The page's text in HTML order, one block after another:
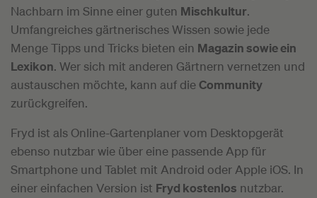
Nachbarn im Sinne einer guten Mischkultur.
Umfangreiches gärtnerisches Wissen sowie jede
Menge Tipps und Tricks bieten ein Magazin sowie ein
Lexikon. Wer sich mit anderen Gärtnern vernetzen und
austauschen möchte, kann auf dieCommunity
zurückgreifen.
Fryd ist als Online-Gartenplaner vom Desktopgerät
ebenso nutzbar wie über eine passende App für
Smartphone und Tablet mit Android oder Apple iOS. In
einer einfachen Version ist Fryd kostenlos nutzbar.